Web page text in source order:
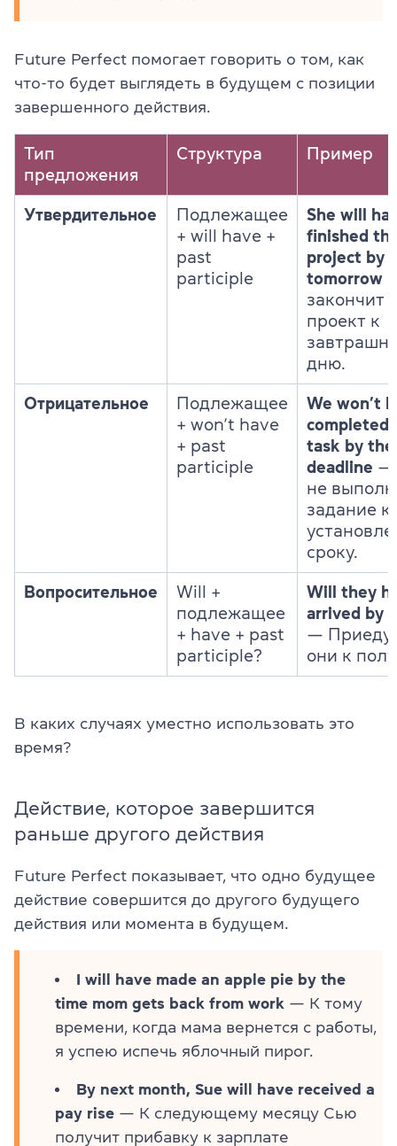
Future Perfect помогает говорить о том, как
что-то будет выглядеть в будущем с позиции
завершенного действия.
Тип
предложения
Структура Пример
Утвердительное
Подлежащее
+ will have +
past
participle
She will
finished
project by
tomorrow
закончит
проект к
дню.
Отрицательное
Подлежащее
+ won’t have
+ past
participle
We won’t
completed
task by the
deadline —
не
задание к
сроку.
Вопросительное
Will +
подлежащее
+ have + past
participle?
Will they
arrived by
—
они к
В каких случаях уместно использовать это
время?
Действие, которое завершится
раньше другого действия
Future Perfect показывает, что одно будущее
действие совершится до другого будущего
действия или момента в будущем.
I will have made an apple pie by the
time mom gets back from work — К тому
времени, когда мама вернется с работы,
я успею испечь яблочный пирог.
By next month, Sue will have received a
pay rise — К следующему месяцу Сью
получит прибавку к зарплате